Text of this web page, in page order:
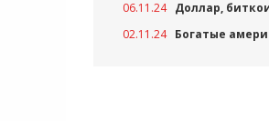
06.11.24 Доллар,
02.11.24 Богатые